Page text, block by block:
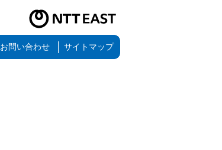
NTT東日本公式サイト（新しいタブで開きます）
お問い合わせ サイトマップ